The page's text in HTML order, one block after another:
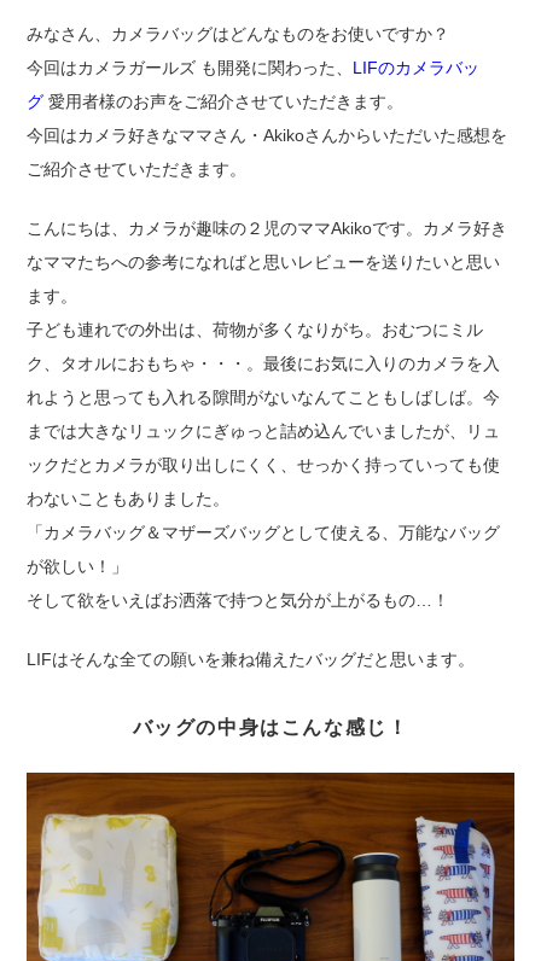
みなさん、カメラバッグはどんなものをお使いですか？
今回はカメラガールズ も開発に関わった、 LIFのカメラバッ
グ愛用者様のお声をご紹介させていただきます。
今回はカメラ好きなママさん・Akikoさんからいただいた感想を
ご紹介させていただきます。
こんにちは、カメラが趣味の２児のママAkikoです。カメラ好き
なママたちへの参考になればと思いレビューを送りたいと思い
ます。
子ども連れでの外出は、荷物が多くなりがち。おむつにミル
ク、タオルにおもちゃ・・・。最後にお気に入りのカメラを入
れようと思っても入れる隙間がないなんてこともしばしば。今
までは大きなリュックにぎゅっと詰め込んでいましたが、リュ
ックだとカメラが取り出しにくく、せっかく持っていっても使
わないこともありました。
「カメラバッグ＆マザーズバッグとして使える、万能なバッグ
が欲しい！」
そして欲をいえばお洒落で持つと気分が上がるもの…！
LIFはそんな全ての願いを兼ね備えたバッグだと思います。
バッグの中身はこんな感じ！